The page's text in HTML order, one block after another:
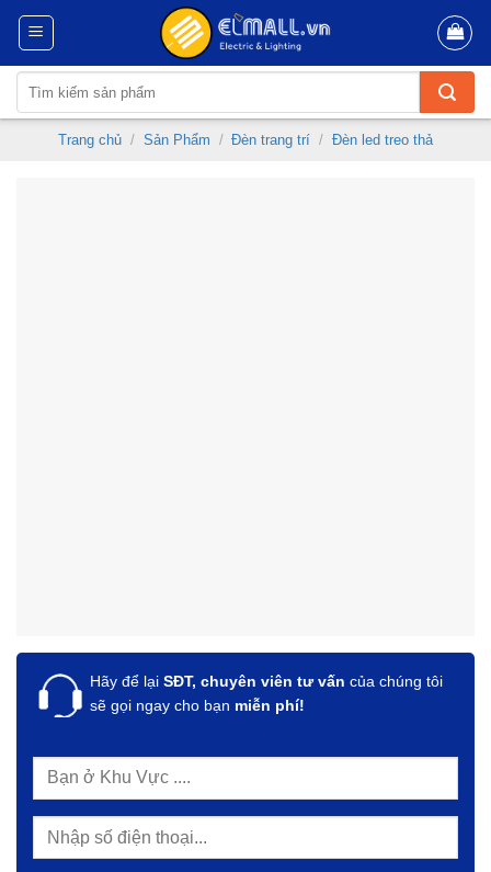
Skip
content
kiếm:
Trang chủ / Sản Phẩm / Đèn trang trí / Đèn led treo thả
Hãy để lại SĐT, chuyên viên tư vấn của chúng tôi
sẽ gọi ngay cho bạn miễn phí!